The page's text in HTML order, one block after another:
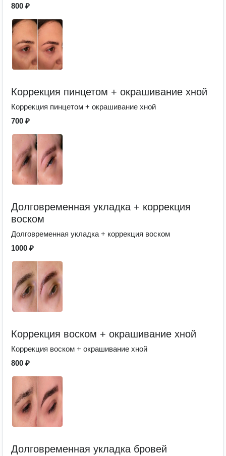
800 ₽
Коррекция пинцетом + окрашивание хной
Коррекция пинцетом + окрашивание хной
700 ₽
Долговременная укладка + коррекция
воском
Долговременная укладка + коррекция воском
1000 ₽
Коррекция воском + окрашивание хной
Коррекция воском + окрашивание хной
800 ₽
Долговременная укладка бровей